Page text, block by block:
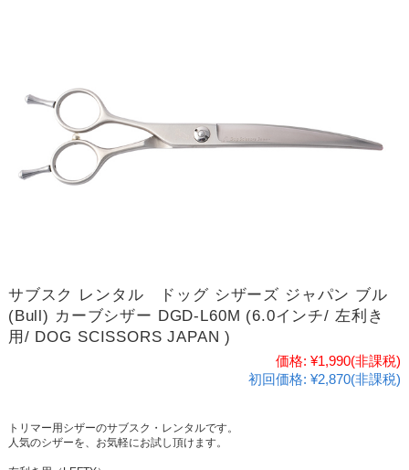
サブスク レンタル ドッグ シザーズ ジャパン ブル
(Bull) カーブシザー DGD-L60M (6.0インチ/ 左利き
用/ DOG SCISSORS JAPAN )
価格: ¥1,990(非課税)
初回価格: ¥2,870(非課税)
トリマー用シザーのサブスク・レンタルです。
人気のシザーを、お気軽にお試し頂けます。